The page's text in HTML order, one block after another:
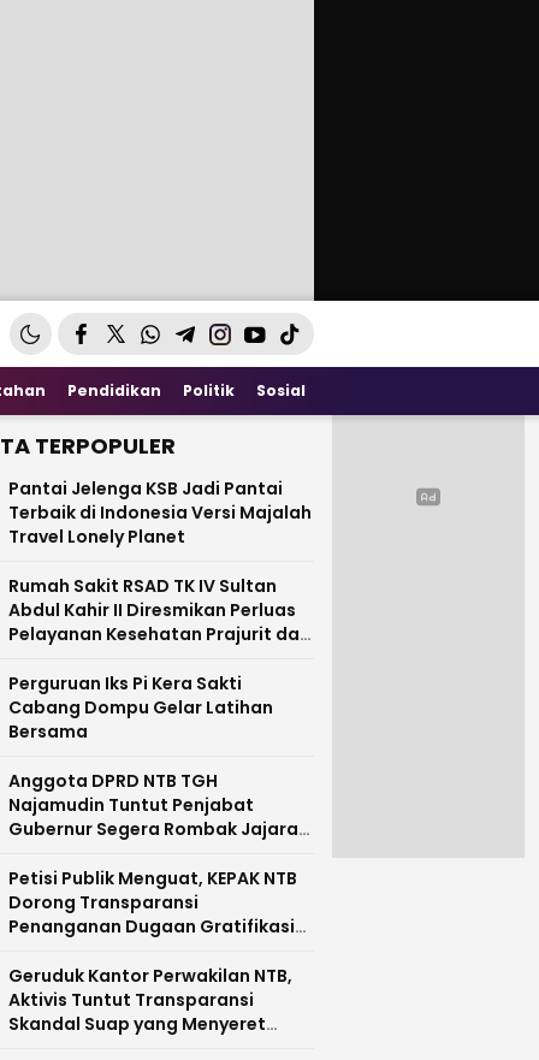
Pendidikan Politik Sosial
TERPOPULER
Pantai Jelenga KSB Jadi Pantai
Terbaik di Indonesia Versi Majalah
Travel Lonely Planet
Rumah Sakit RSAD TK IV Sultan
Abdul Kahir II Diresmikan Perluas
Pelayanan Kesehatan Prajurit dan
Perguruan Iks Pi Kera Sakti
Cabang Dompu Gelar Latihan
Bersama
Anggota DPRD NTB TGH
Najamudin Tuntut Penjabat
Gubernur Segera Rombak Jajaran
Petisi Publik Menguat, KEPAK NTB
Dorong Transparansi
Penanganan Dugaan Gratifikasi
Geruduk Kantor Perwakilan NTB,
Aktivis Tuntut Transparansi
Skandal Suap yang Menyeret